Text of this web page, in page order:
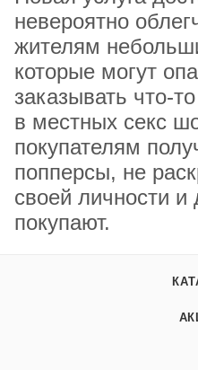
невероятно
жителям
которые могут
заказывать что-
в местных секс
покупателям
попперсы, не
своей личности и
покупают.